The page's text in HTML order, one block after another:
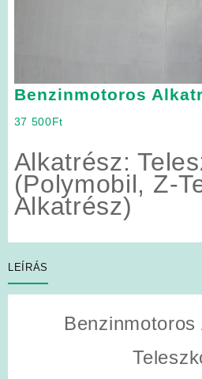
Benzinmotoros
37 500Ft
Alkatrész:
(Polymobil, Z-
Alkatrész)
LEÍRÁS
Benzinmotoros